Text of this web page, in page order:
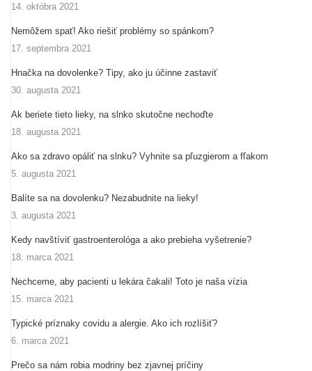
14. októbra 2021
Nemôžem spať! Ako riešiť problémy so spánkom?
17. septembra 2021
Hnačka na dovolenke? Tipy, ako ju účinne zastaviť
30. augusta 2021
Ak beriete tieto lieky, na slnko skutočne nechoďte
18. augusta 2021
Ako sa zdravo opáliť na slnku? Vyhnite sa pľuzgierom a fľakom
5. augusta 2021
Balíte sa na dovolenku? Nezabudnite na lieky!
3. augusta 2021
Kedy navštíviť gastroenterológa a ako prebieha vyšetrenie?
18. marca 2021
Nechceme, aby pacienti u lekára čakali! Toto je naša vízia
15. marca 2021
Typické príznaky covidu a alergie. Ako ich rozlíšiť?
6. marca 2021
Prečo sa nám robia modriny bez zjavnej príčiny